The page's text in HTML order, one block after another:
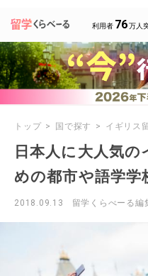
利用者 76万人
トップ 国で探す イギリス
日本人に大人気
めの都市や語学学
2018.09.13 留学くらべーる編